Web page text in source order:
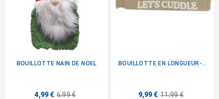
BOUILLOTTE NAIN DE NOEL
4,99 € 6,99 €
BOUILLOTTE EN LONGUEUR-...
9,99 € 11,99 €